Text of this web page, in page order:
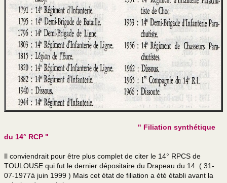
Agrès et tour d'Idron
La piste et le camp
Camp de Ger
Ephémérides Souge
Exercice N'DIAMBOUR II
Exercice Katcha Mayu
Camp de Souge
" Filiation synthétique
du 14° RCP "
Il conviendrait pour être plus complet de citer le 14° RPCS de
TOULOUSE qui fut le dernier dépositaire du Drapeau du 14 .( 31-
07-1977à juin 1999 ) Mais cet état de filiation a été établi avant la